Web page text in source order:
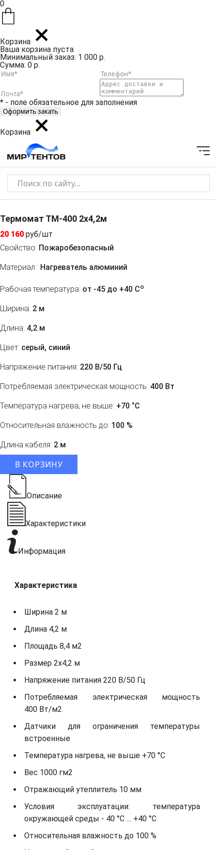
0
Корзина
Ваша корзина пуста
Минимальный заказ: 1 000 р.
Сумма: 0 р.
* - поле обязательное для заполнения
Корзина
Термомат ТМ-400 2x4,2м
20 160 руб/шт
Свойство: Пожаробезопасный
Материал : Нагреватель алюминий
Рабочая температура: от -45 до +40 Co
Ширина: 2 м
Длина: 4,2 м
Цвет: серый, синий
Напряжение питания: 220 В/50 Гц
Потребляемая электрическая мощность: 400 Вт
Температура нагрева, не выше: +70 °С
Относительная влажность до: 100 %
Длина кабеля: 2 м
В КОРЗИНУ
Описание
Характеристики
Информация
Характеристика
Ширина 2 м
Длина 4,2 м
Площадь 8,4 м2
Размер 2х4,2 м
Напряжение питания 220 В/50 Гц
Потребляемая электрическая мощность
400 Вт/м2
Датчики для ограничения температуры
встроенные
Температура нагрева, не выше +70 °С
Вес 1000 гм2
Отражающий утеплитель 10 мм
Условия эксплуатации: температура
окружающей среды - 40 °С … +40 °С
Относительная влажность до 100 %